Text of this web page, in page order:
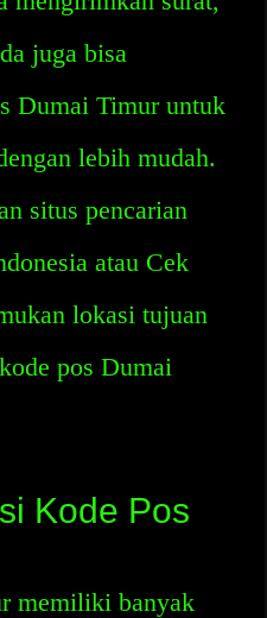
juga bisa
Dumai Timur untuk
lebih mudah.
situs pencarian
atau Cek
lokasi tujuan
pos Dumai
Kode Pos
memiliki banyak